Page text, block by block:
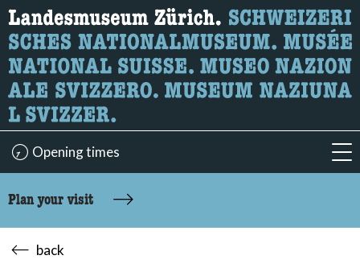
What are you looking for?
Here you can search for content on the page.
Opening times
Plan your visit
back